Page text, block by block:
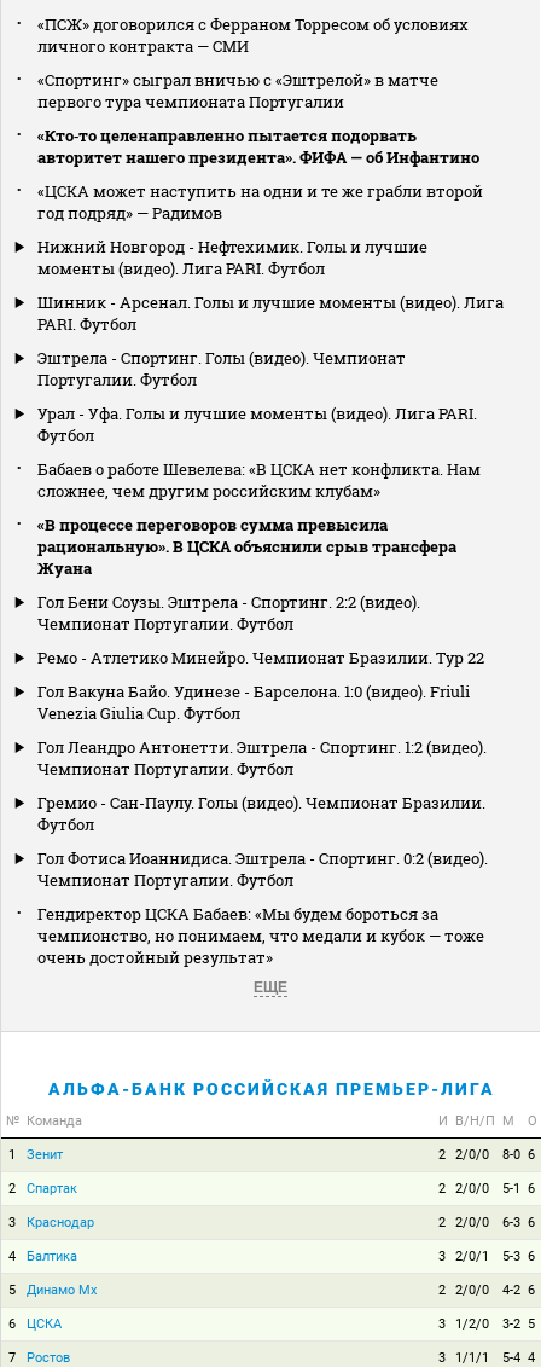
«ПСЖ» договорился с Ферраном Торресом об условиях
личного контракта — СМИ
«Спортинг» сыграл вничью с «Эштрелой» в матче
первого тура чемпионата Португалии
«Кто‑то целенаправленно пытается подорвать
авторитет нашего президента». ФИФА — об Инфантино
«ЦСКА может наступить на одни и те же грабли второй
год подряд» — Радимов
Нижний Новгород - Нефтехимик. Голы и лучшие
моменты (видео). Лига PARI. Футбол
Шинник - Арсенал. Голы и лучшие моменты (видео). Лига
PARI. Футбол
Эштрела - Спортинг. Голы (видео). Чемпионат
Португалии. Футбол
Урал - Уфа. Голы и лучшие моменты (видео). Лига PARI.
Футбол
Бабаев о работе Шевелева: «В ЦСКА нет конфликта. Нам
сложнее, чем другим российским клубам»
«В процессе переговоров сумма превысила
рациональную». В ЦСКА объяснили срыв трансфера
Жуана
Гол Бени Соузы. Эштрела - Спортинг. 2:2 (видео).
Чемпионат Португалии. Футбол
Ремо - Атлетико Минейро. Чемпионат Бразилии. Тур 22
Гол Вакуна Байо. Удинезе - Барселона. 1:0 (видео). Friuli
Venezia Giulia Cup. Футбол
Гол Леандро Антонетти. Эштрела - Спортинг. 1:2 (видео).
Чемпионат Португалии. Футбол
Гремио - Сан-Паулу. Голы (видео). Чемпионат Бразилии.
Футбол
Гол Фотиса Иоаннидиса. Эштрела - Спортинг. 0:2 (видео).
Чемпионат Португалии. Футбол
Гендиректор ЦСКА Бабаев: «Мы будем бороться за
чемпионство, но понимаем, что медали и кубок — тоже
очень достойный результат»
ЕЩЕ
АЛЬФА-БАНК РОССИЙСКАЯ ПРЕМЬЕР-ЛИГА
№ Команда И В/Н/П М О
1 Зенит 2 2/0/0 8-0 6
2 Спартак 2 2/0/0 5-1 6
3 Краснодар 2 2/0/0 6-3 6
4 Балтика 3 2/0/1 5-3 6
5 Динамо Мх 2 2/0/0 4-2 6
6 ЦСКА 3 1/2/0 3-2 5
7 Ростов 3 1/1/1 5-4 4